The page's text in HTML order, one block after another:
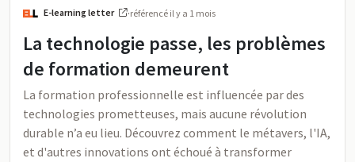
E-learning letter ·référencé il y a 1 mois
La technologie passe, les problèmes
de formation demeurent
La formation professionnelle est influencée par des
technologies prometteuses, mais aucune révolution
durable n’a eu lieu. Découvrez comment le métavers, l'IA,
et d'autres innovations ont échoué à transformer